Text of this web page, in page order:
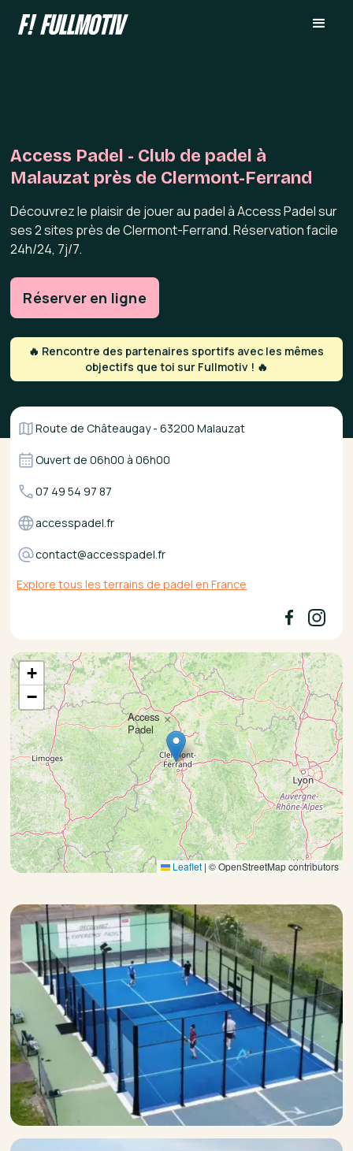
Access Padel - Club de padel à
Malauzat près de Clermont-Ferrand
Découvrez le plaisir de jouer au padel à Access Padel sur
ses 2 sites près de Clermont-Ferrand. Réservation facile
24h/24, 7j/7.
Réserver en ligne
🔥 Rencontre des partenaires sportifs avec les mêmes
objectifs que toi sur Fullmotiv ! 🔥
Route de Châteaugay - 63200 Malauzat
Ouvert de06h00 à06h00
07 49 54 97 87
accesspadel.fr
contact@accesspadel.fr
Explore tous les terrains de padel en France
Access
Padel
×
+
−
Leaflet | © OpenStreetMap contributors